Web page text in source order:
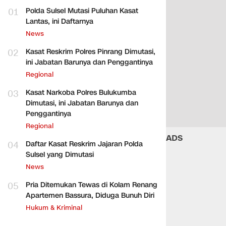
01
Polda Sulsel Mutasi Puluhan Kasat
Lantas, ini Daftarnya
News
02
Kasat Reskrim Polres Pinrang Dimutasi,
ini Jabatan Barunya dan Penggantinya
Regional
03
Kasat Narkoba Polres Bulukumba
Dimutasi, ini Jabatan Barunya dan
Penggantinya
Regional
04
Daftar Kasat Reskrim Jajaran Polda
Sulsel yang Dimutasi
News
05
Pria Ditemukan Tewas di Kolam Renang
Apartemen Bassura, Diduga Bunuh Diri
Hukum & Kriminal
ADS